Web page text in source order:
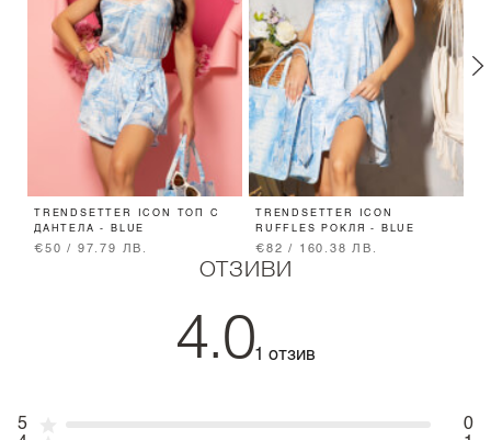
TRENDSETTER ICON ТОП С
ДАНТЕЛА - BLUE
€50 / 97.79 ЛВ.
TRENDSETTER ICON
RUFFLES РОКЛЯ - BLUE
€82 / 160.38 ЛВ.
ОТЗИВИ
4.01 отзив
5
0